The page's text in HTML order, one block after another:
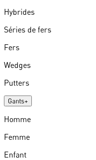
Hybrides
Séries de fers
Fers
Wedges
Putters
Gants+
Homme
Femme
Enfant